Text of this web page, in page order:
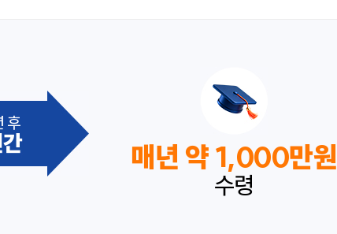
후
매년 약 1,000만원
수령